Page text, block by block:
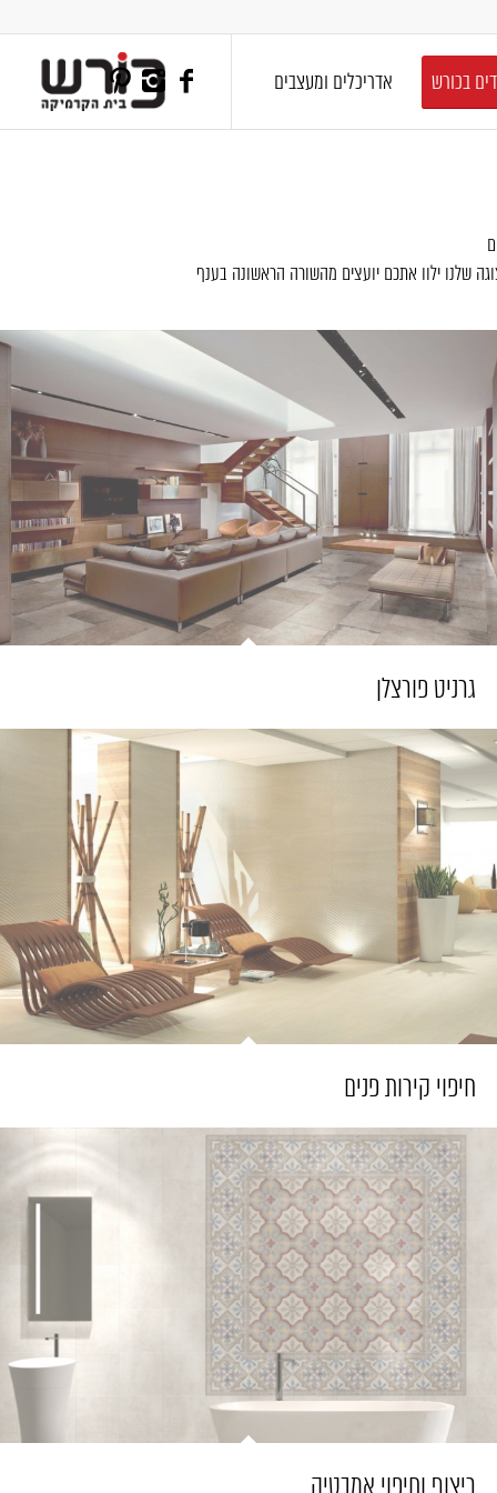
בכורש אדריכלים ומעצבים
גרניט פורצלן
חיפוי קירות פנים